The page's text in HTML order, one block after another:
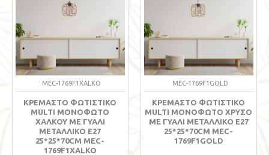
MEC-1769F1XALKO
ΚΡΕΜΑΣΤΌ ΦΩΤΙΣΤΙΚΌ
MULTI MΟΝΌΦΩΤΟ
ΧΑΛΚΟΎ ΜΕ ΓΥΑΛΊ
ΜΕΤΑΛΛΙΚΌ Ε27
25*25*70CM MEC-
1769F1XALKO
MEC-1769F1GOLD
ΚΡΕΜΑΣΤΌ ΦΩΤΙΣΤΙΚΌ
MULTI MΟΝΌΦΩΤΟ ΧΡΥΣΌ
ΜΕ ΓΥΑΛΊ ΜΕΤΑΛΛΙΚΌ Ε27
25*25*70CM MEC-
1769F1GOLD